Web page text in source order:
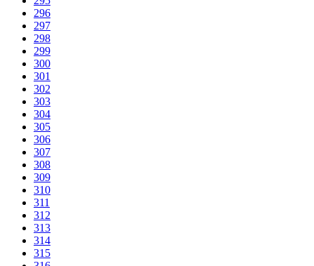
296
297
298
299
300
301
302
303
304
305
306
307
308
309
310
311
312
313
314
315